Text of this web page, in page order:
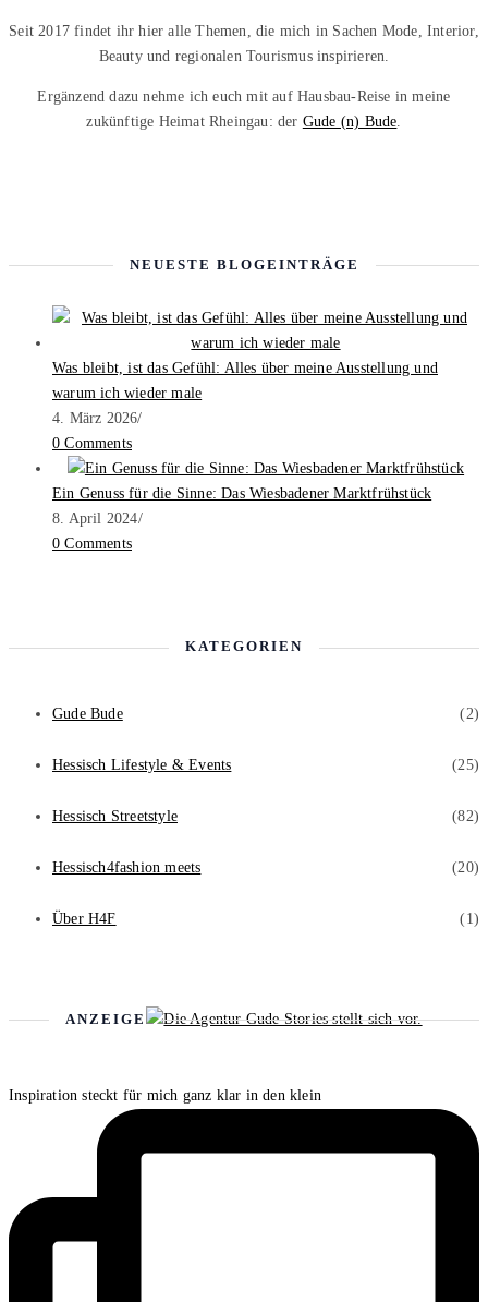
Seit 2017 findet ihr hier alle Themen, die mich in Sachen Mode, Interior,
Beauty und regionalen Tourismus inspirieren.
Ergänzend dazu nehme ich euch mit auf Hausbau-Reise in meine
zukünftige Heimat Rheingau: der Gude (n) Bude
NEUESTE BLOGEINTRÄGE
Was bleibt, ist das Gefühl: Alles über meine Ausstellung und
warum ich wieder male
4. März 2026/
0 Comments
Ein Genuss für die Sinne: Das Wiesbadener Marktfrühstück
8. April 2024/
0 Comments
KATEGORIEN
Gude Bude (2)
Hessisch Lifestyle & Events (25)
Hessisch Streetstyle (82)
Hessisch4fashion meets (20)
Über H4F (1)
ANZEIGE
Inspiration steckt für mich ganz klar in den klein